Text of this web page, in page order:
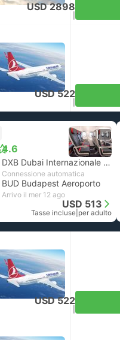
USD 2898
USD 522
4.6
+1
DXB Dubai Internazionale Aeroporto
Connessione automatica
BUD Budapest Aeroporto
Arrivo il mer 12 ago
USD 513
Tasse incluse per adulto
USD 522